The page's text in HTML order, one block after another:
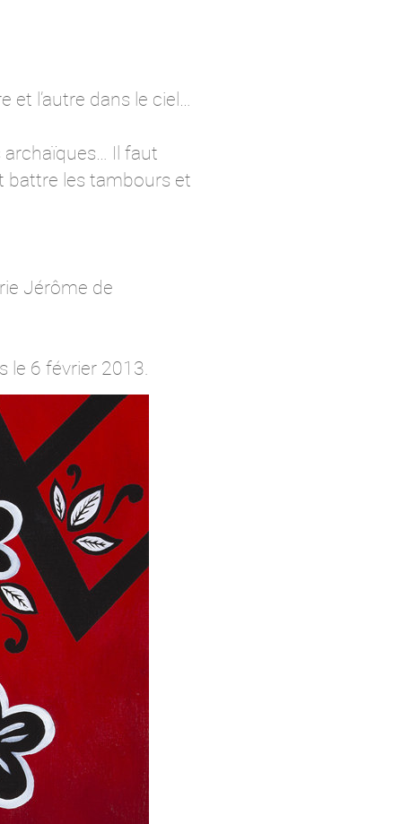
et l’autre dans le ciel…
Il faut
battre les tambours et
Jérôme de
le 6 février 2013.